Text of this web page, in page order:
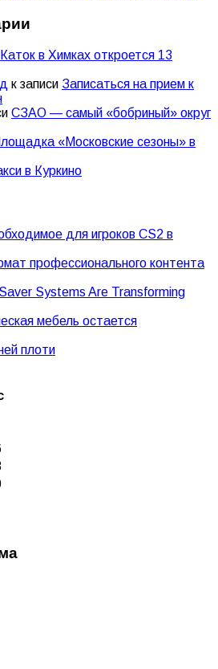
Каток в Химках откроется 13
к записи Записаться на прием к
СЗАО — самый «бобриный» округ
«Московские сезоны» в
в Куркино
для игроков CS2 в
профессионального контента
Systems Are Transforming
мебель остается
плоти